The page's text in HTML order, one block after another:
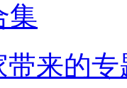
集
来的